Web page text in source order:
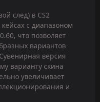
след) в CS2
с диапазоном
что позволяет
вариантов
версия
варианту скина
увеличивает
и